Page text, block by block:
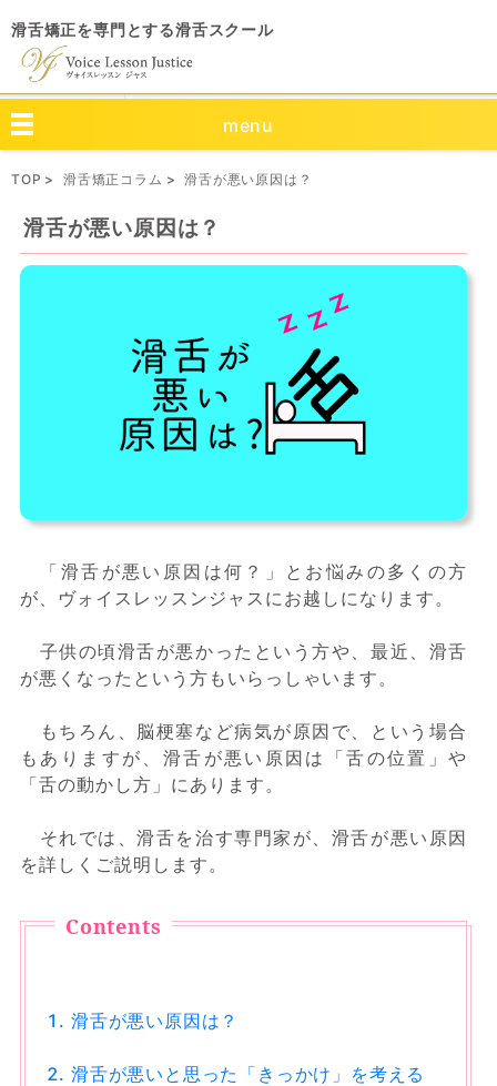
滑舌矯正を専門とする滑舌スクール
menu
TOP 滑舌矯正コラム 滑舌が悪い原因は？
滑舌が悪い原因は？
「滑舌が悪い原因は何？」とお悩みの多くの方
が、ヴォイスレッスンジャスにお越しになります。
子供の頃滑舌が悪かったという方や、最近、滑舌
が悪くなったという方もいらっしゃいます。
もちろん、脳梗塞など病気が原因で、という場合
もありますが、滑舌が悪い原因は「舌の位置」や
「舌の動かし方」にあります。
それでは、滑舌を治す専門家が、滑舌が悪い原因
を詳しくご説明します。
滑舌が悪い原因は？
滑舌が悪いと思った「きっかけ」を考える